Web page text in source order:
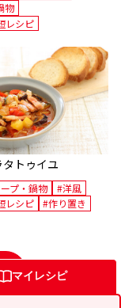
物
レシピ
タトゥイユ
プ・鍋物
#洋風
レシピ
#作り置き
マイレシピ